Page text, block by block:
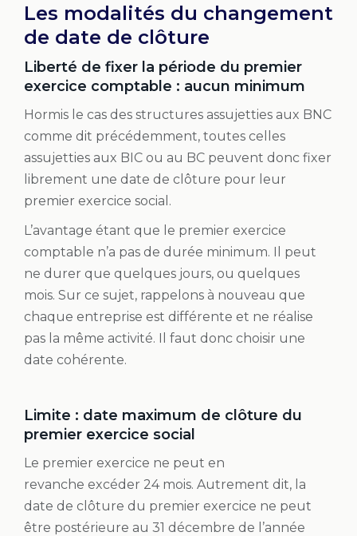
Les modalités du changement
de date de clôture
Liberté de fixer la période du premier
exercice comptable : aucun minimum
Hormis le cas des structures assujetties aux BNC
comme dit précédemment, toutes celles
assujetties aux BIC ou au BC peuvent donc fixer
librement une date de clôture pour leur
premier exercice social.
L’avantage étant que le premier exercice
comptable n’a pas de durée minimum. Il peut
ne durer que quelques jours, ou quelques
mois. Sur ce sujet, rappelons à nouveau que
chaque entreprise est différente et ne réalise
pas la même activité. Il faut donc choisir une
date cohérente.
Limite : date maximum de clôture du
premier exercice social
Le premier exercice ne peut en
revanche excéder 24 mois. Autrement dit, la
date de clôture du premier exercice ne peut
être postérieure au 31 décembre de l’année